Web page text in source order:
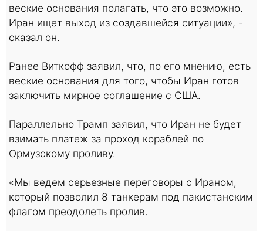
веские основания полагать, что это возможно.
Иран ищет выход из создавшейся ситуации», -
сказал он.
Ранее Виткофф заявил, что, по его мнению, есть
веские основания для того, чтобы Иран готов
заключить мирное соглашение с США.
Параллельно Трамп заявил, что Иран не будет
взимать платеж за проход кораблей по
Ормузскому проливу.
«Мы ведем серьезные переговоры с Ираном,
который позволил 8 танкерам под пакистанским
флагом преодолеть пролив.